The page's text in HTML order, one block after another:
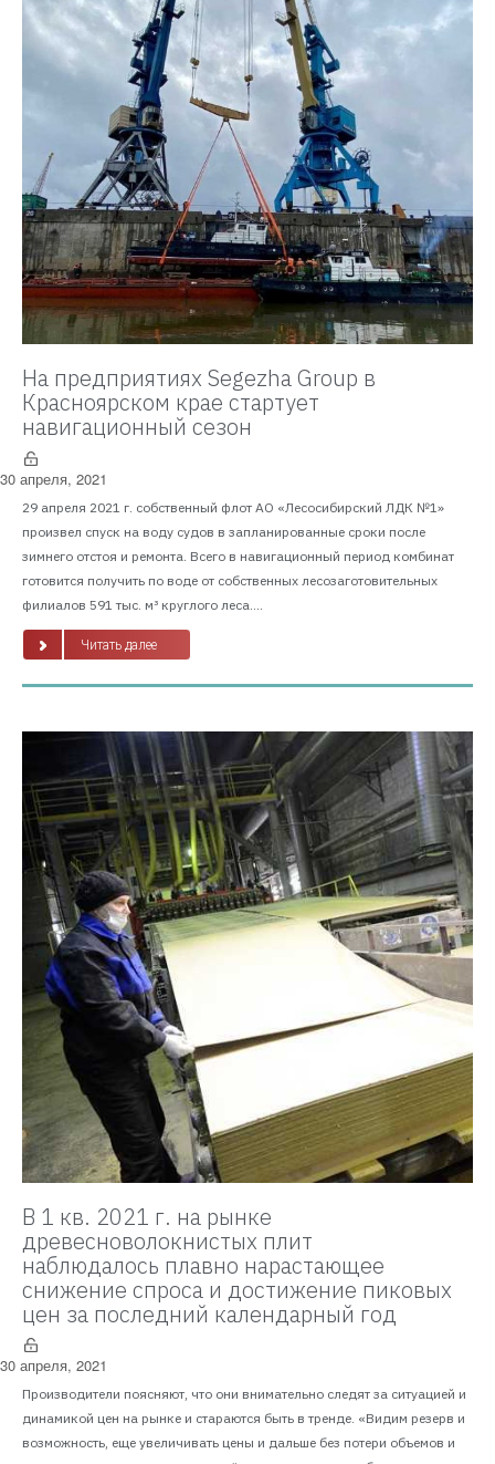
На предприятиях Segezha Group в
Красноярском крае стартует
навигационный сезон
30 апреля, 2021
29 апреля 2021 г. собственный флот АО «Лесосибирский ЛДК №1»
произвел спуск на воду судов в запланированные сроки после
зимнего отстоя и ремонта. Всего в навигационный период комбинат
готовится получить по воде от собственных лесозаготовительных
филиалов 591 тыс. м³ круглого леса....
Читать далее
В 1 кв. 2021 г. на рынке
древесноволокнистых плит
наблюдалось плавно нарастающее
снижение спроса и достижение пиковых
цен за последний календарный год
30 апреля, 2021
Производители поясняют, что они внимательно следят за ситуацией и
динамикой цен на рынке и стараются быть в тренде. «Видим резерв и
возможность, еще увеличивать цены и дальше без потери объемов и